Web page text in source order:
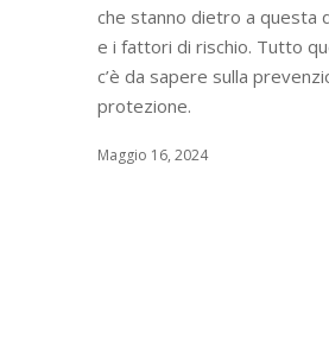
che stanno dietro a questa
e i fattori di rischio. Tutto
c’è da sapere sulla
protezione.
Maggio 16, 2024